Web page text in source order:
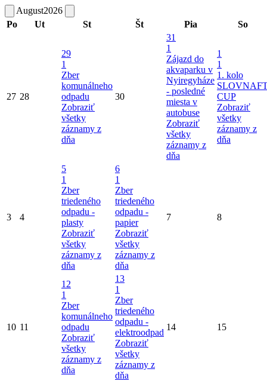
August2026
Po
Ut St Št Pia So
27 28
29
1
Zber
komunálneho
odpadu
Zobraziť
všetky
záznamy z
dňa
30
31
1
Zájazd do
akvaparku v
Nyiregyháze
- posledné
miesta v
autobuse
Zobraziť
všetky
záznamy z
dňa
1
1
1. kolo
CUP
Zobraziť
všetky
záznamy z
dňa
3 4
5
1
Zber
triedeného
odpadu -
plasty
Zobraziť
všetky
záznamy z
dňa
6
1
Zber
triedeného
odpadu -
papier
Zobraziť
všetky
záznamy z
dňa
7 8
10 11
12
1
Zber
komunálneho
odpadu
Zobraziť
všetky
záznamy z
dňa
13
1
Zber
triedeného
odpadu -
elektroodpad
Zobraziť
všetky
záznamy z
dňa
14 15